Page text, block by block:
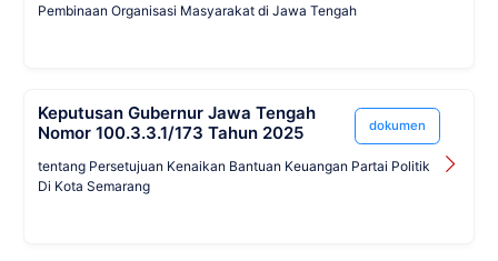
Pembinaan Organisasi Masyarakat di Jawa Tengah
Keputusan Gubernur Jawa Tengah
Nomor 100.3.3.1/173 Tahun 2025
dokumen
tentang Persetujuan Kenaikan Bantuan Keuangan Partai Politik
Di Kota Semarang